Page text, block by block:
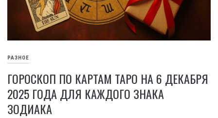
РАЗНОЕ
ГОРОСКОП ПО КАРТАМ ТАРО НА 6 ДЕКАБРЯ
2025 ГОДА ДЛЯ КАЖДОГО ЗНАКА
ЗОДИАКА